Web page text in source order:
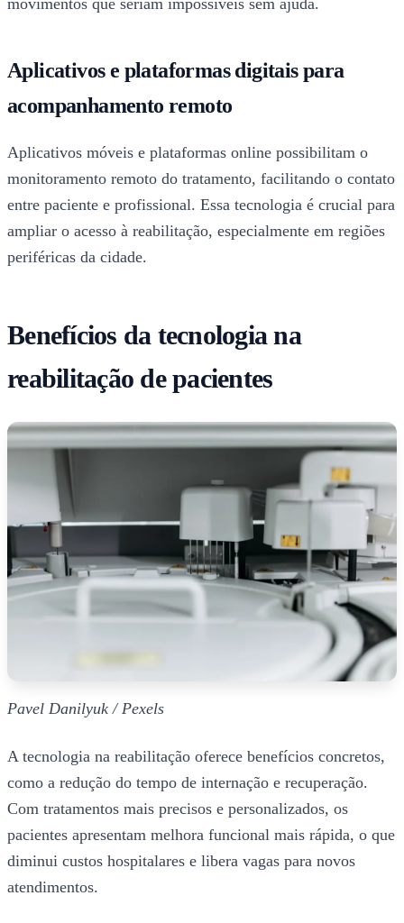
Aplicativos e plataformas digitais para
acompanhamento remoto
Aplicativos móveis e plataformas online possibilitam o
monitoramento remoto do tratamento, facilitando o contato
entre paciente e profissional. Essa tecnologia é crucial para
ampliar o acesso à reabilitação, especialmente em regiões
periféricas da cidade.
Benefícios da tecnologia na
reabilitação de pacientes
Pavel Danilyuk / Pexels
A tecnologia na reabilitação oferece benefícios concretos,
como a redução do tempo de internação e recuperação.
Com tratamentos mais precisos e personalizados, os
pacientes apresentam melhora funcional mais rápida, o que
diminui custos hospitalares e libera vagas para novos
atendimentos.